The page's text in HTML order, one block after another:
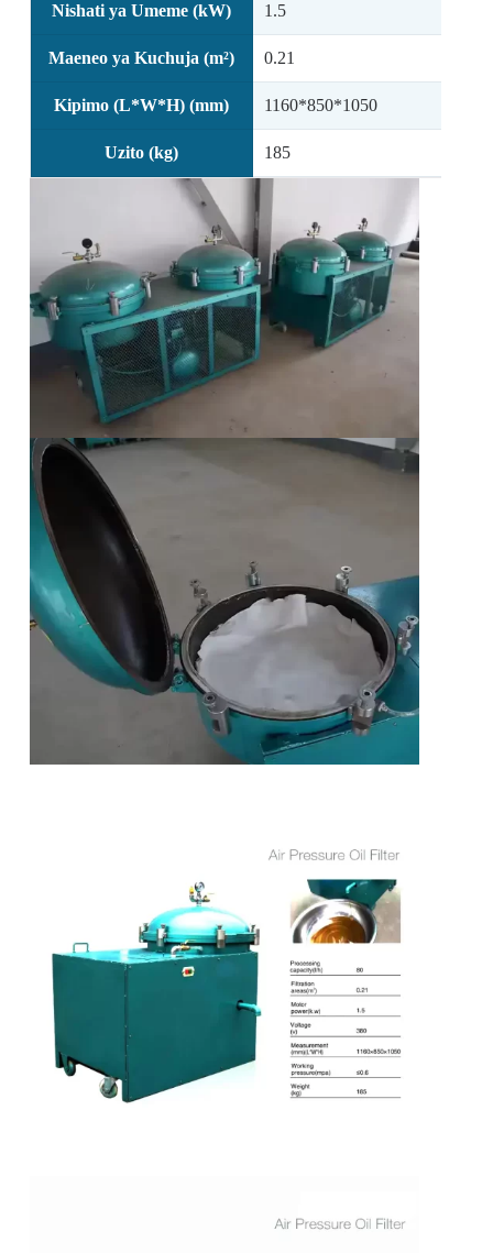
Nishati ya Umeme (kW) 1.5
Maeneo ya Kuchuja (m²) 0.21
Kipimo (L*W*H) (mm) 1160*850*1050
Uzito (kg) 185